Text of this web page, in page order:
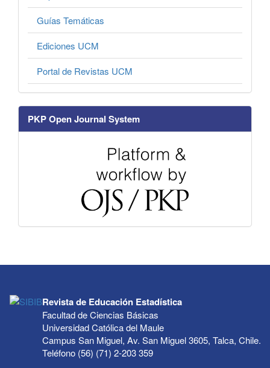
Guías Temáticas
Ediciones UCM
Portal de Revistas UCM
PKP Open Journal System
Revista de Educación Estadística
Facultad de Ciencias Básicas
Universidad Católica del Maule
Campus San Miguel, Av. San Miguel 3605, Talca, Chile.
Teléfono (56) (71) 2-203 359